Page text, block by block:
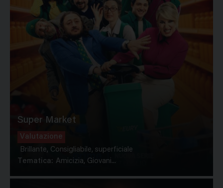
Super Market
Valutazione
Brillante, Consigliabile, superficiale
Tematica: Amicizia, Giovani...